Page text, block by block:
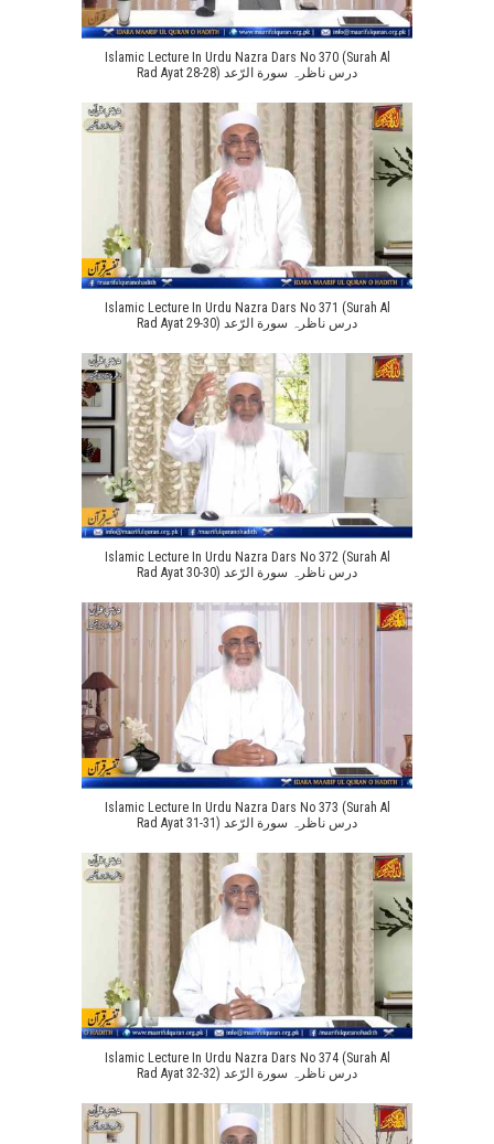
Islamic Lecture In Urdu Nazra Dars No 370 (Surah Al
Rad Ayat 28-28) درس ناظرہ سورة الرّعد
Islamic Lecture In Urdu Nazra Dars No 371 (Surah Al
Rad Ayat 29-30) درس ناظرہ سورة الرّعد
Islamic Lecture In Urdu Nazra Dars No 372 (Surah Al
Rad Ayat 30-30) درس ناظرہ سورة الرّعد
Islamic Lecture In Urdu Nazra Dars No 373 (Surah Al
Rad Ayat 31-31) درس ناظرہ سورة الرّعد
Islamic Lecture In Urdu Nazra Dars No 374 (Surah Al
Rad Ayat 32-32) درس ناظرہ سورة الرّعد